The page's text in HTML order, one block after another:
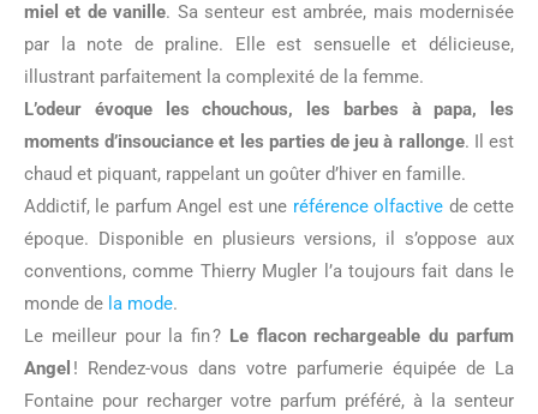
miel et de vanille. Sa senteur est ambrée, mais modernisée
par la note de praline. Elle est sensuelle et délicieuse,
illustrant parfaitement la complexité de la femme.
L’odeur évoque les chouchous, les barbes à papa, les
moments d’insouciance et les parties de jeu à rallonge. Il est
chaud et piquant, rappelant un goûter d’hiver en famille.
Addictif, le parfum Angel est une référence olfactive de cette
époque. Disponible en plusieurs versions, il s’oppose aux
conventions, comme Thierry Mugler l’a toujours fait dans le
monde de la mode.
Le meilleur pour la fin ? Le flacon rechargeable du parfum
Angel ! Rendez-vous dans votre parfumerie équipée de La
Fontaine pour recharger votre parfum préféré, à la senteur